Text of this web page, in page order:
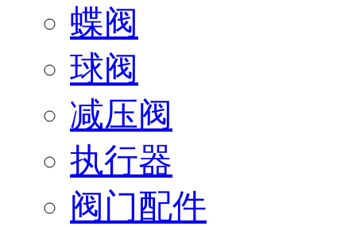
蝶阀
球阀
减压阀
执行器
阀门配件